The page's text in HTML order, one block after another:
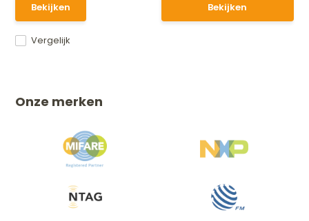
Vergelijk
Bekijken
Bekijken
Onze merken